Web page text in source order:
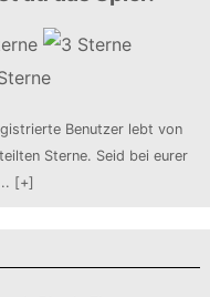
Benutzer lebt von
Sterne. Seid bei eurer
[+]